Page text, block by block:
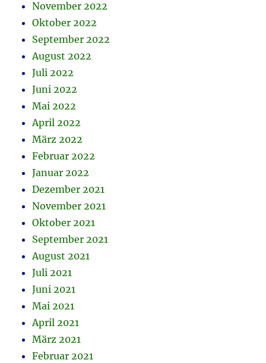
November 2022
Oktober 2022
September 2022
August 2022
Juli 2022
Juni 2022
Mai 2022
April 2022
März 2022
Februar 2022
Januar 2022
Dezember 2021
November 2021
Oktober 2021
September 2021
August 2021
Juli 2021
Juni 2021
Mai 2021
April 2021
März 2021
Februar 2021